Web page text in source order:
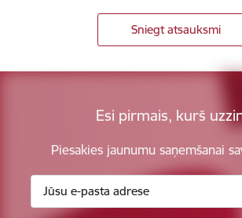
Sniegt atsauksmi
Esi pirmais, kurš
Piesakies jaunumu saņemšanai